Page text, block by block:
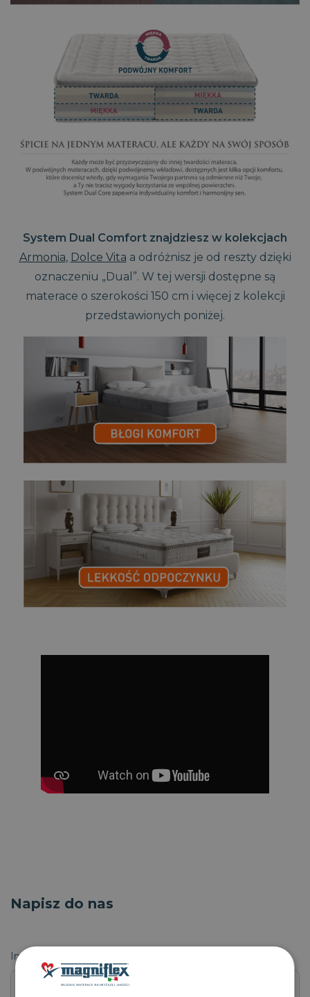
System Dual Comfort znajdziesz w kolekcjach
Armonia, Dolce Vita a odróżnisz je od reszty dzięki
oznaczeniu „Dual”. W tej wersji dostępne są
materace o szerokości 150 cm i więcej z kolekcji
przedstawionych poniżej.
Napisz do nas
Imię i nazwisko